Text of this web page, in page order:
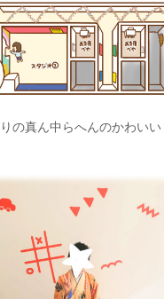
の真ん中らへんのかわいい